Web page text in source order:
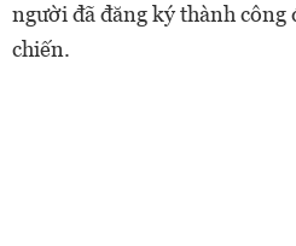
người đã đăng ký thành công
chiến.